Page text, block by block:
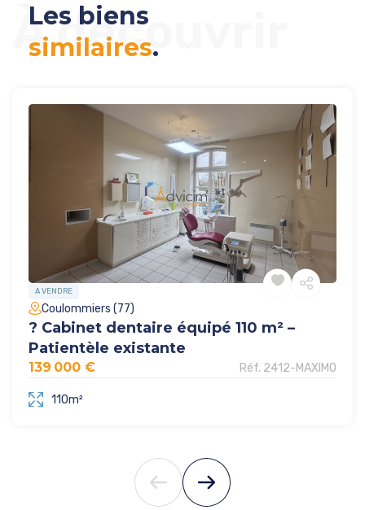
À découvrir
Les biens
similaires.
A VENDRE
Réf. 2412-MAXIMO
Coulommiers (77)
? Cabinet dentaire équipé 110 m² –
Patientèle existante
110m²
139 000 €